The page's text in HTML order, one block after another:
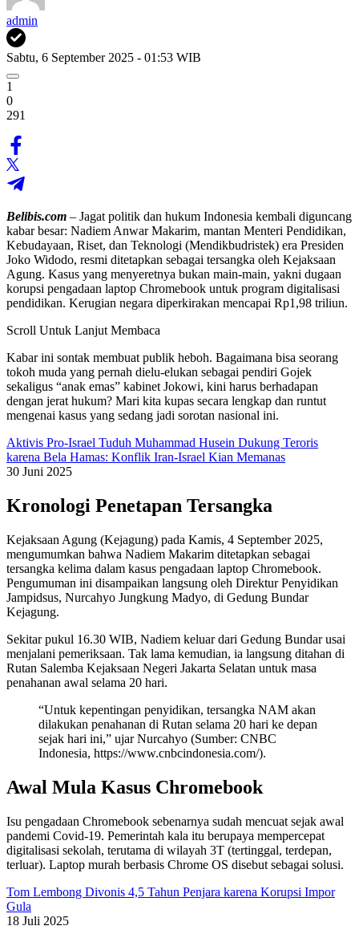
admin
Sabtu, 6 September 2025 - 01:53 WIB
1
0
291
Belibis.com – Jagat politik dan hukum Indonesia kembali diguncang
kabar besar: Nadiem Anwar Makarim, mantan Menteri Pendidikan,
Kebudayaan, Riset, dan Teknologi (Mendikbudristek) era Presiden
Joko Widodo, resmi ditetapkan sebagai tersangka oleh Kejaksaan
Agung. Kasus yang menyeretnya bukan main-main, yakni dugaan
korupsi pengadaan laptop Chromebook untuk program digitalisasi
pendidikan. Kerugian negara diperkirakan mencapai Rp1,98 triliun.
Scroll Untuk Lanjut Membaca
Kabar ini sontak membuat publik heboh. Bagaimana bisa seorang
tokoh muda yang pernah dielu-elukan sebagai pendiri Gojek
sekaligus “anak emas” kabinet Jokowi, kini harus berhadapan
dengan jerat hukum? Mari kita kupas secara lengkap dan runtut
mengenai kasus yang sedang jadi sorotan nasional ini.
Aktivis Pro-Israel Tuduh Muhammad Husein Dukung Teroris
karena Bela Hamas: Konflik Iran-Israel Kian Memanas
30 Juni 2025
Kronologi Penetapan Tersangka
Kejaksaan Agung (Kejagung) pada Kamis, 4 September 2025,
mengumumkan bahwa Nadiem Makarim ditetapkan sebagai
tersangka kelima dalam kasus pengadaan laptop Chromebook.
Pengumuman ini disampaikan langsung oleh Direktur Penyidikan
Jampidsus, Nurcahyo Jungkung Madyo, di Gedung Bundar
Kejagung.
Sekitar pukul 16.30 WIB, Nadiem keluar dari Gedung Bundar usai
menjalani pemeriksaan. Tak lama kemudian, ia langsung ditahan di
Rutan Salemba Kejaksaan Negeri Jakarta Selatan untuk masa
penahanan awal selama 20 hari.
“Untuk kepentingan penyidikan, tersangka NAM akan
dilakukan penahanan di Rutan selama 20 hari ke depan
sejak hari ini,” ujar Nurcahyo (Sumber: CNBC
Indonesia, https://www.cnbcindonesia.com/).
Awal Mula Kasus Chromebook
Isu pengadaan Chromebook sebenarnya sudah mencuat sejak awal
pandemi Covid-19. Pemerintah kala itu berupaya mempercepat
digitalisasi sekolah, terutama di wilayah 3T (tertinggal, terdepan,
terluar). Laptop murah berbasis Chrome OS disebut sebagai solusi.
Tom Lembong Divonis 4,5 Tahun Penjara karena Korupsi Impor
Gula
18 Juli 2025